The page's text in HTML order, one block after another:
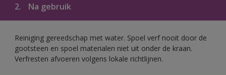
2. Na gebruik
Reiniging gereedschap met water. Spoel verf nooit door de
gootsteen en spoel materialen niet uit onder de kraan.
Verfresten afvoeren volgens lokale richtlijnen.